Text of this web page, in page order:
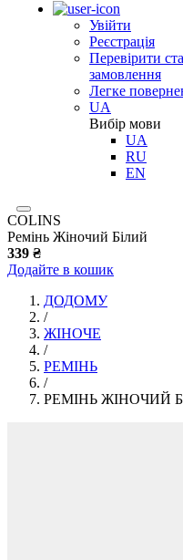
Увійти
Реєстрація
Перевірити
замовлення
Легке
UA
Вибір мови
UA
RU
EN
COLINS
Ремінь Жіночий Білий
339 ₴
Додайте в кошик
ДОДОМУ
/
ЖІНОЧЕ
/
РЕМІНЬ
/
РЕМІНЬ ЖІНОЧИЙ